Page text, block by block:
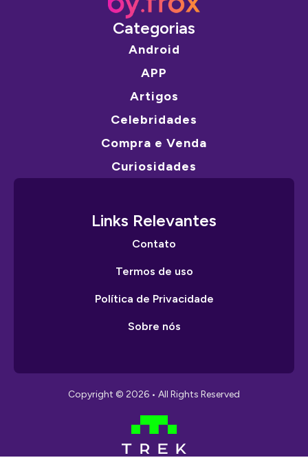
Categorias
Android
APP
Artigos
Celebridades
Compra e Venda
Curiosidades
Links Relevantes
Contato
Termos de uso
Política de Privacidade
Sobre nós
Copyright © 2026 • All Rights Reserved